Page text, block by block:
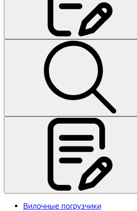
Вилочные погрузчики